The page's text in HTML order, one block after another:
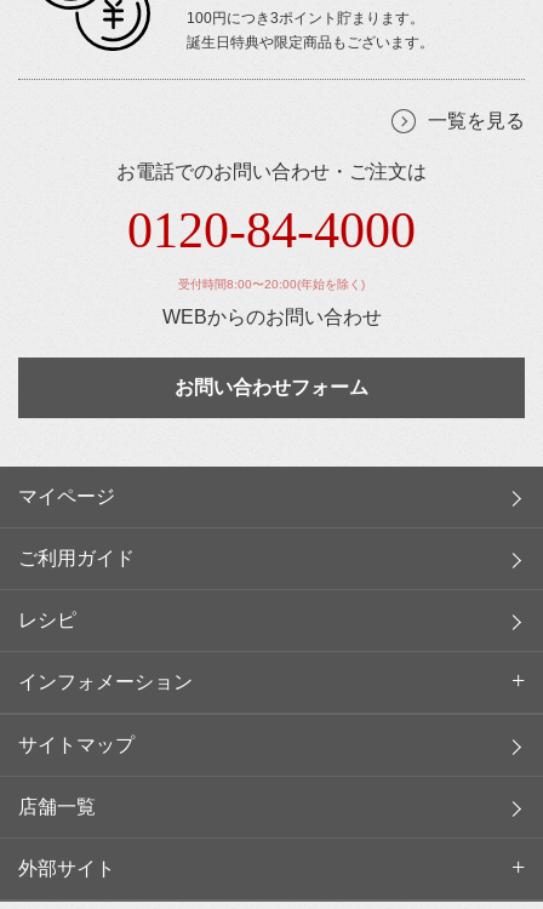
100円につき3ポイント貯まります。
誕生日特典や限定商品もございます。
一覧を見る
お電話でのお問い合わせ・ご注文は
0120-84-4000
受付時間8:00〜20:00(年始を除く)
WEBからのお問い合わせ
お問い合わせフォーム
マイページ
ご利用ガイド
レシピ
インフォメーション
サイトマップ
店舗一覧
外部サイト